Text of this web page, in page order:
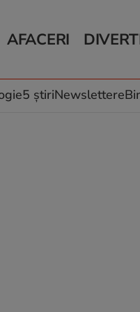
AFACERI
Auto
Locuri de muncă
Horoscop
Muzică și
5 știriNewslettere